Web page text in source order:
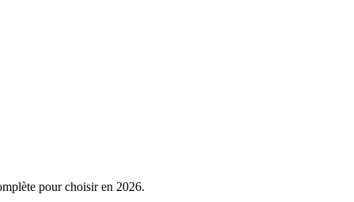
pour choisir en 2026.